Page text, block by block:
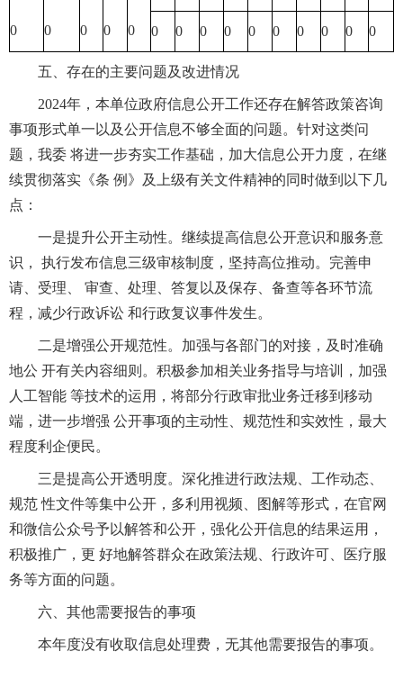
0 0 0 0 0 0 0 0 0 0 0 0 0 0 0
五、存在的主要问题及改进情况
2024年，本单位政府信息公开工作还存在解答政策咨询
事项形式单一以及公开信息不够全面的问题。针对这类问
题，我委 将进一步夯实工作基础，加大信息公开力度，在继
续贯彻落实《条 例》及上级有关文件精神的同时做到以下几
点：
一是提升公开主动性。继续提高信息公开意识和服务意
识， 执行发布信息三级审核制度，坚持高位推动。完善申
请、受理、 审查、处理、答复以及保存、备查等各环节流
程，减少行政诉讼 和行政复议事件发生。
二是增强公开规范性。加强与各部门的对接，及时准确
地公 开有关内容细则。积极参加相关业务指导与培训，加强
人工智能 等技术的运用，将部分行政审批业务迁移到移动
端，进一步增强 公开事项的主动性、规范性和实效性，最大
程度利企便民。
三是提高公开透明度。深化推进行政法规、工作动态、
规范 性文件等集中公开，多利用视频、图解等形式，在官网
和微信公众号予以解答和公开，强化公开信息的结果运用，
积极推广，更 好地解答群众在政策法规、行政许可、医疗服
务等方面的问题。
六、其他需要报告的事项
本年度没有收取信息处理费，无其他需要报告的事项。